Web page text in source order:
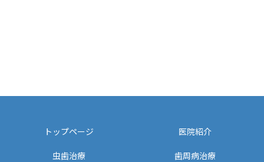
トップページ 医院紹介
虫歯治療 歯周病治療